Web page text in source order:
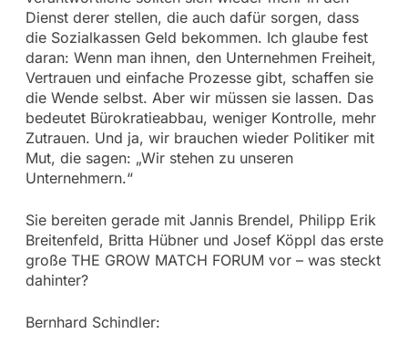
Dienst derer stellen, die auch dafür sorgen, dass
die Sozialkassen Geld bekommen. Ich glaube fest
daran: Wenn man ihnen, den Unternehmen Freiheit,
Vertrauen und einfache Prozesse gibt, schaffen sie
die Wende selbst. Aber wir müssen sie lassen. Das
bedeutet Bürokratieabbau, weniger Kontrolle, mehr
Zutrauen. Und ja, wir brauchen wieder Politiker mit
Mut, die sagen: „Wir stehen zu unseren
Unternehmern.“
Sie bereiten gerade mit Jannis Brendel, Philipp Erik
Breitenfeld, Britta Hübner und Josef Köppl das erste
große THE GROW MATCH FORUM vor – was steckt
dahinter?
Bernhard Schindler: